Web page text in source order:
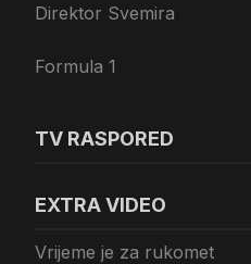
Direktor Svemira
Formula 1
TV RASPORED
EXTRA VIDEO
Vrijeme je za rukomet